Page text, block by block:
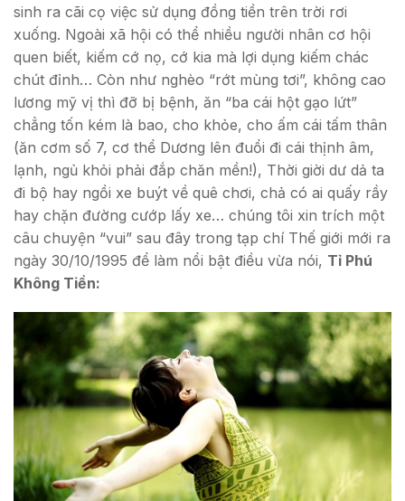
sinh ra cãi cọ việc sử dụng đồng tiền trên trời rơi
xuống. Ngoài xã hội có thể nhiều người nhân cơ hội
quen biết, kiếm cớ nọ, cớ kia mà lợi dụng kiếm chác
chút đỉnh… Còn như nghèo “rớt mùng tơi”, không cao
lương mỹ vị thì đỡ bị bệnh, ăn “ba cái hột gạo lứt”
chẳng tốn kém là bao, cho khỏe, cho ấm cái tấm thân
(ăn cơm số 7, cơ thể Dương lên đuổi đi cái thịnh âm,
lạnh, ngủ khỏi phải đắp chăn mền!), Thời giời dư dả ta
đi bộ hay ngồi xe buýt về quê chơi, chả có ai quấy rầy
hay chặn đường cướp lấy xe… chúng tôi xin trích một
câu chuyện “vui” sau đây trong tạp chí Thế giới mới ra
ngày 30/10/1995 để làm nổi bật điều vừa nói, Tỉ Phú
Không Tiền: